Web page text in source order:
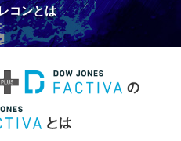
コンとは